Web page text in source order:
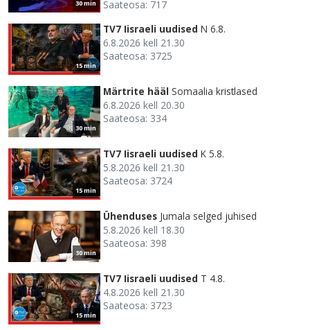
30 min Saateosa: 717
15 min
TV7 Iisraeli uudised N 6.8.
6.8.2026 kell 21.30
Saateosa: 3725
30 min
Märtrite hääl Somaalia kristlased
6.8.2026 kell 20.30
Saateosa: 334
15 min
TV7 Iisraeli uudised K 5.8.
5.8.2026 kell 21.30
Saateosa: 3724
30 min
Ühenduses Jumala selged juhised
5.8.2026 kell 18.30
Saateosa: 398
15 min
TV7 Iisraeli uudised T 4.8.
4.8.2026 kell 21.30
Saateosa: 3723